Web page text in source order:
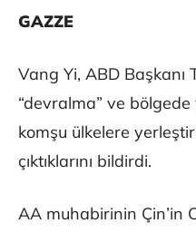
GAZZE
Vang Yi, ABD Başkanı
“devralma” ve
komşu ülkelere
çıktıklarını bildirdi.
AA muhabirinin Çin’in